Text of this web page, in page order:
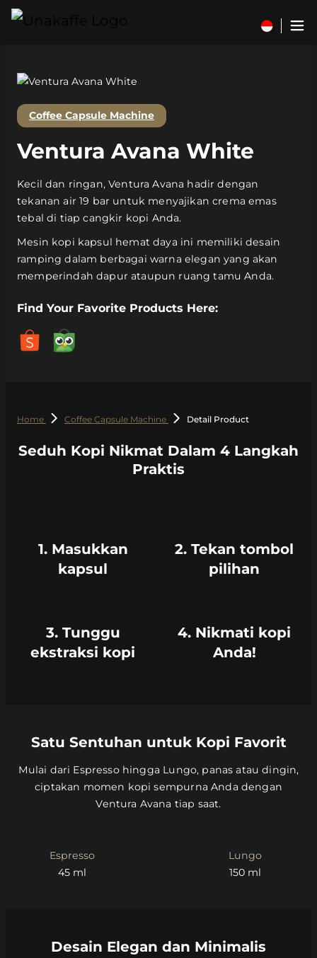
Coffee Capsule Machine
Ventura Avana White
Kecil dan ringan, Ventura Avana hadir dengan
tekanan air 19 bar untuk menyajikan crema emas
tebal di tiap cangkir kopi Anda.
Mesin kopi kapsul hemat daya ini memiliki desain
ramping dalam berbagai warna elegan yang akan
memperindah dapur ataupun ruang tamu Anda.
Find Your Favorite Products Here:
Home Coffee Capsule Machine Detail Product
Seduh Kopi Nikmat Dalam 4 Langkah
Praktis
1. Masukkan
kapsul
2. Tekan tombol
pilihan
3. Tunggu
ekstraksi kopi
4. Nikmati kopi
Anda!
Satu Sentuhan untuk Kopi Favorit
Mulai dari Espresso hingga Lungo, panas atau dingin,
ciptakan momen kopi sempurna Anda dengan
Ventura Avana tiap saat.
Espresso
45 ml
Lungo
150 ml
Desain Elegan dan Minimalis